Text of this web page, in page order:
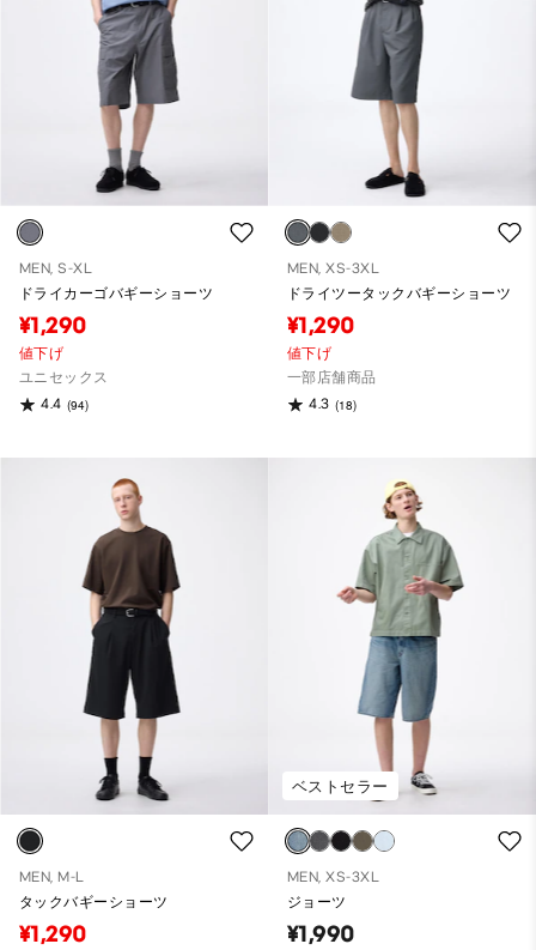
MEN, S-XL
ドライカーゴバギーショーツ
¥1,290
値下げ
ユニセックス
4.4 (94)
MEN, XS-3XL
ドライツータックバギーショーツ
¥1,290
値下げ
一部店舗商品
4.3 (18)
MEN, M-L
タックバギーショーツ
¥1,290
ベストセラー
MEN, XS-3XL
ジョーツ
¥1,990